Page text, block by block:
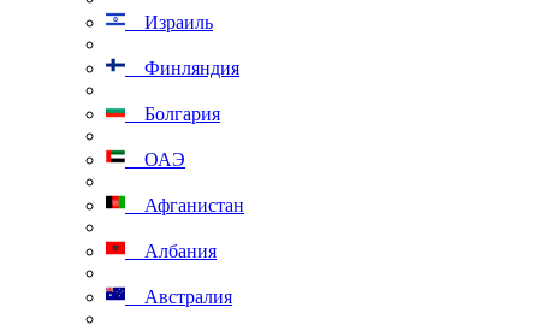
Израиль
Финляндия
Болгария
ОАЭ
Афганистан
Албания
Австралия